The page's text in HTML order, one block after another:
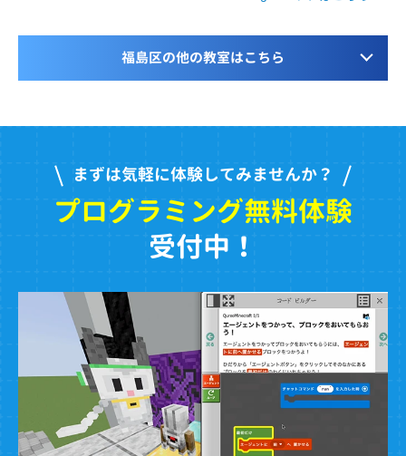
福島区の他の教室はこちら
まずは気軽に体験してみませんか？
プログラミング無料体験
受付中！